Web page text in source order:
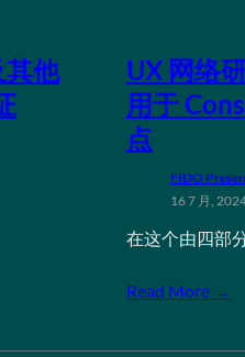
其他
UX 网络
用于
点
FIDO
16 7 月,
在这个由四部
Read More →